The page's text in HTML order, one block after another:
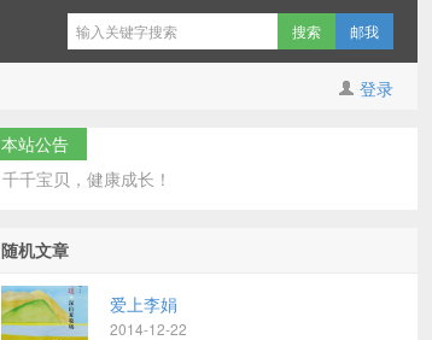
邮我
登录
本站公告
千千宝贝，健康成长！
随机文章
爱上李娟
2014-12-22